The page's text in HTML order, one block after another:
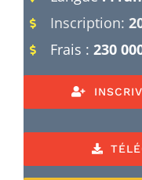
Inscription:
Frais : 230